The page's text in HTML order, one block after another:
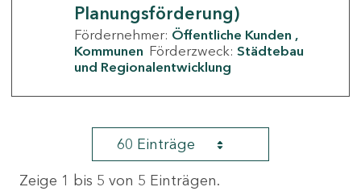
Planungsförderung)
Fördernehmer: Öffentliche Kunden
Kommunen Förderzweck: Städtebau
und Regionalentwicklung
60 Einträge
Zeige 1 bis 5 von 5 Einträgen.